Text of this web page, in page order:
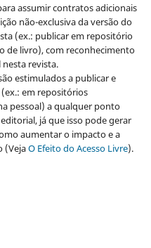
assumir contratos adicionais
não-exclusiva da versão do
(ex.: publicar em repositório
de livro), com reconhecimento
revista.
estimulados a publicar e
em repositórios
pessoal) a qualquer ponto
já que isso pode gerar
aumentar o impacto e a
(VejaO Efeito do Acesso Livre).